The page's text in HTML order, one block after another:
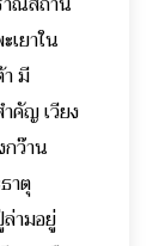
เยาใน
มี
คัญ เวียง
ว๊าน
าตุ
ามอยู่